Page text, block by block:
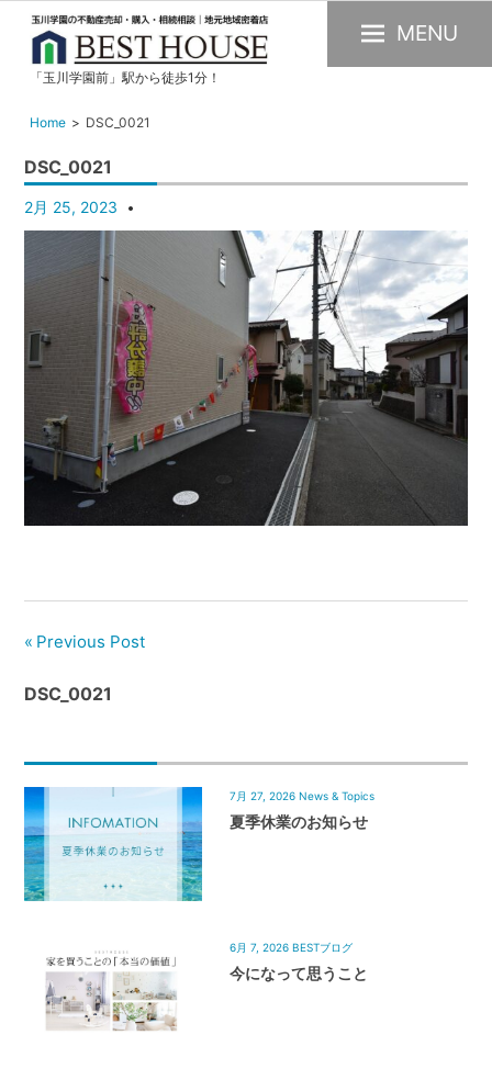
玉
川
園
の
不
購
入・
却・
賃
貸・
理
密
BEST
「玉川学園前」駅から徒歩1分！
MENU
Home DSC_0021
DSC_0021
2月 25, 2023
Previous Post
DSC_0021
7月 27, 2026 News & Topics
夏季休業のお知らせ
6月 7, 2026 BESTブログ
今になって思うこと